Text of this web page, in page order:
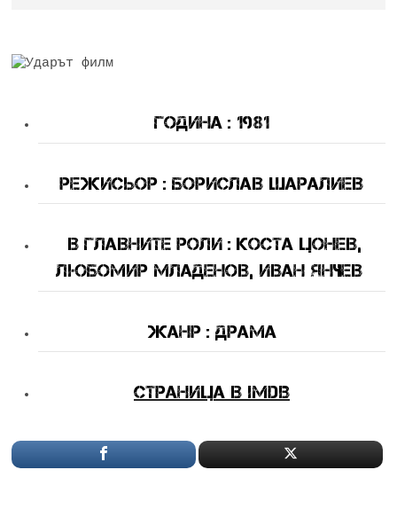
Година : 1981
Режисьор : Борислав Шаралиев
В Главните Роли : Коста цонев,
Любомир Младенов, Иван Янчев
Жанр : драма
Страница в IMDB